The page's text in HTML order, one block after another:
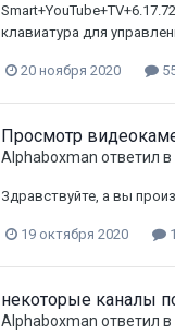
клавиатура для
20 ноября 2020
Просмотр
Alphaboxman ответил
Здравствуйте, а вы
19 октября 2020
некоторые каналы
Alphaboxman ответил